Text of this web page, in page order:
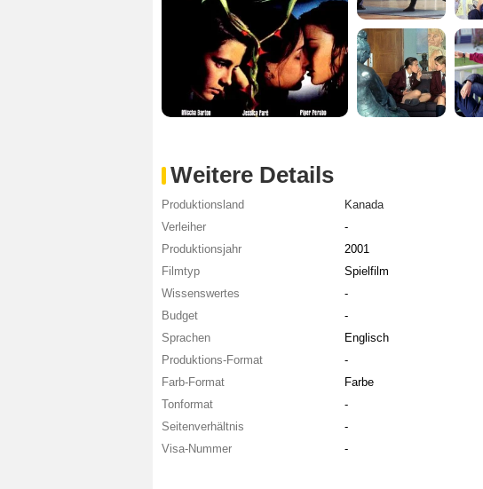
Weitere Details
Produktionsland
Kanada
Verleiher
-
Produktionsjahr
2001
Filmtyp
Spielfilm
Wissenswertes
-
Budget
-
Sprachen
Englisch
Produktions-Format
-
Farb-Format
Farbe
Tonformat
-
Seitenverhältnis
-
Visa-Nummer
-